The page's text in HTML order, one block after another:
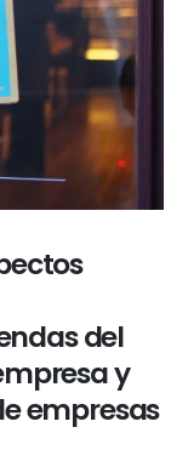
del
y
empresas